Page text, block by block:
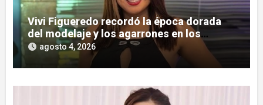
Vivi Figueredo recordó la época dorada
del modelaje y los agarrones en los
boliches
agosto 4, 2026